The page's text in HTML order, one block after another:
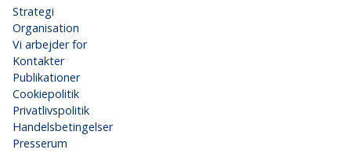
Strategi
Organisation
Vi arbejder for
Kontakter
Publikationer
Cookiepolitik
Privatlivspolitik
Handelsbetingelser
Presserum